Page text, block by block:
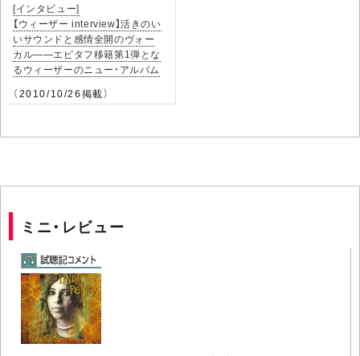
[インタビュー]
【ウィーザー interview】活きのい
いサウンドと感情全開のヴォー
カル――エピタフ移籍第1弾とな
るウィーザーのニュー・アルバム
（2010/10/26掲載）
ミニ・レビュー